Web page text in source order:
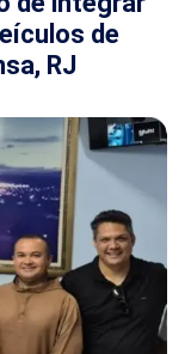
de
RJ